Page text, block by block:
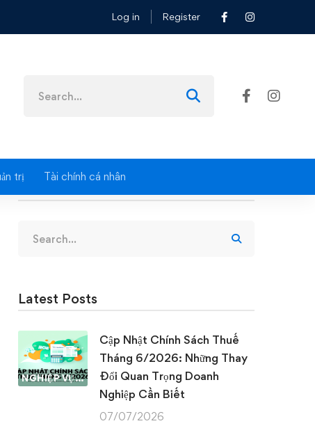
Log in Register
for:
trị Tài chính cá nhân
for:
Latest Posts
NGHIỆP VỤ KẾ TOÁN & THUẾ
Cập Nhật Chính Sách Thuế
Tháng 6/2026: Những Thay
Đổi Quan Trọng Doanh
Nghiệp Cần Biết
07/07/2026